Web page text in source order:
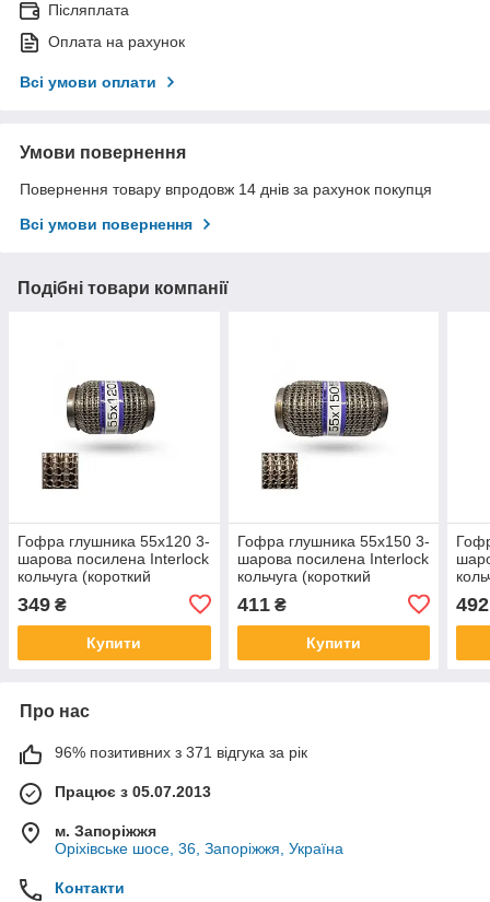
Післяплата
Оплата на рахунок
Всі умови оплати
Умови повернення
Повернення товару впродовж 14 днів за рахунок покупця
Всі умови повернення
Подібні товари компанії
Гофра глушника 55x120 3-
шарова посилена Interlock
кольчуга (короткий
EuroEx
349 ₴
Купити
Гофра глушника 55x150 3-
шарова посилена Interlock
кольчуга (короткий
EuroEx
411₴
Купити
492
Про нас
96% позитивних з 371 відгука за рік
Працює з 05.07.2013
м. Запоріжжя
Оріхівське шосе, 36, Запоріжжя, Україна
Контакти